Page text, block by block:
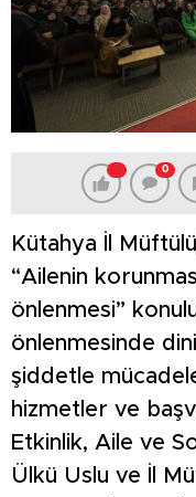
0
Kütahya İl
“Ailenin
önlenmesi”
önlenmesinde
şiddetle
hizmetler ve
Etkinlik, Aile ve
Ülkü Uslu ve İl